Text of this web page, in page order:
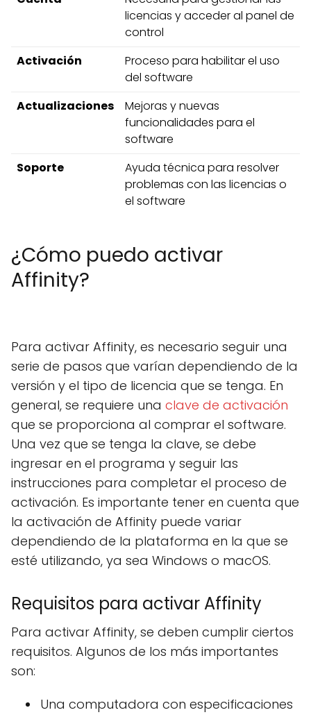
licencias y acceder al panel de
control
Activación
Proceso para habilitar el uso
del software
Actualizaciones
Mejoras y nuevas
funcionalidades para el
software
Soporte
Ayuda técnica para resolver
problemas con las licencias o
el software
¿Cómo puedo activar
Affinity?
Para activar Affinity, es necesario seguir una
serie de pasos que varían dependiendo de la
versión y el tipo de licencia que se tenga. En
general, se requiere una clave de activación
que se proporciona al comprar el software.
Una vez que se tenga la clave, se debe
ingresar en el programa y seguir las
instrucciones para completar el proceso de
activación. Es importante tener en cuenta que
la activación de Affinity puede variar
dependiendo de la plataforma en la que se
esté utilizando, ya sea Windows o macOS.
Requisitos para activar Affinity
Para activar Affinity, se deben cumplir ciertos
requisitos. Algunos de los más importantes
son:
Una computadora con especificaciones